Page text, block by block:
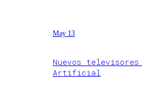
May 13
Nuevos
Artificial